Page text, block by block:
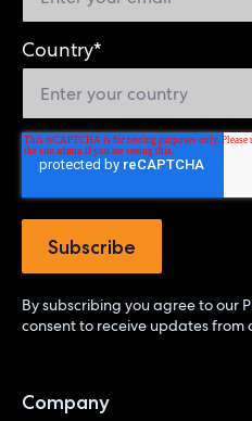
Country*
By subscribing you agree to our
consent to receive updates from
Company